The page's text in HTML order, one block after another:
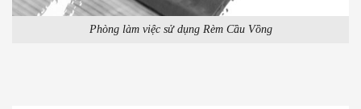
Phòng làm việc sử dụng Rèm Cầu Vồng